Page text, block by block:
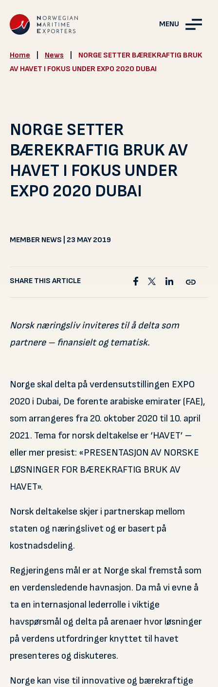
MENU
Home News
NORGE SETTER BÆREKRAFTIG BRUK
AV HAVET I FOKUS UNDER EXPO 2020 DUBAI
NORGE SETTER
BÆREKRAFTIG BRUK AV
HAVET I FOKUS UNDER
EXPO 2020 DUBAI
MEMBER NEWS | 23 MAY 2019
SHARE THIS ARTICLE
Norsk næringsliv inviteres til å delta som
partnere – finansielt og tematisk.
Norge skal delta på verdensutstillingen EXPO
2020 i Dubai, De forente arabiske emirater (FAE),
som arrangeres fra 20. oktober 2020 til 10. april
2021. Tema for norsk deltakelse er ‘HAVET’ –
eller mer presist: «PRESENTASJON AV NORSKE
LØSNINGER FOR BÆREKRAFTIG BRUK AV
HAVET».
Norsk deltakelse skjer i partnerskap mellom
staten og næringslivet og er basert på
kostnadsdeling.
Regjeringens mål er at Norge skal fremstå som
en verdensledende havnasjon. Da må vi evne å
ta en internasjonal lederrolle i viktige
havspørsmål og delta på arenaer hvor løsninger
på verdens utfordringer knyttet til havet
presenteres og diskuteres.
Norge kan vise til innovative og bærekraftige